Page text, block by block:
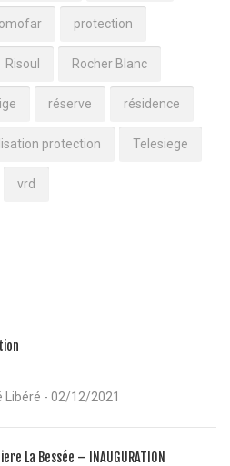
protection
Risoul Rocher Blanc
réserve résidence
protection Telesiege
vrd
Libéré - 02/12/2021
La Bessée – INAUGURATION